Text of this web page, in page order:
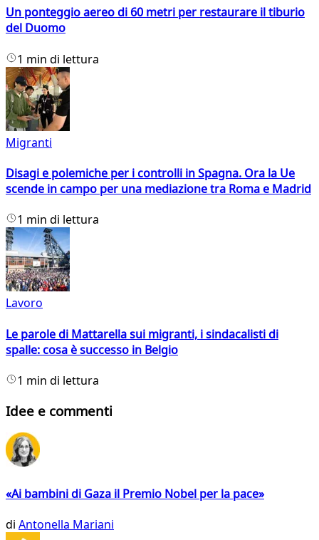
Un ponteggio aereo di 60 metri per restaurare il tiburio
del Duomo
1 min di lettura
Migranti
Disagi e polemiche per i controlli in Spagna. Ora la Ue
scende in campo per una mediazione tra Roma e Madrid
1 min di lettura
Lavoro
Le parole di Mattarella sui migranti, i sindacalisti di
spalle: cosa è successo in Belgio
1 min di lettura
Idee e commenti
«Ai bambini di Gaza il Premio Nobel per la pace»
di Antonella Mariani